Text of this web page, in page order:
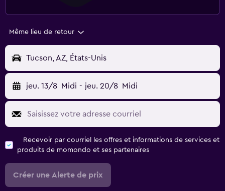
Même lieu de retour
Tucson, AZ, États-Unis
jeu. 13/8 Midi - jeu. 20/8 Midi
Recevoir par courriel les offres et informations de services et
produits de momondo et ses partenaires
Créer une Alerte de prix